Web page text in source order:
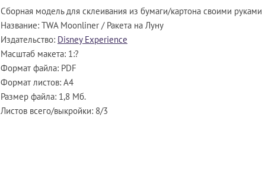
Сборная модель для склеивания из бумаги/картона своими руками
Название: TWA Moonliner / Ракета на Луну
Издательство: Disney Experience
Масштаб макета: 1:?
Формат файла: PDF
Формат листов: A4
Размер файла: 1,8 Мб.
Листов всего/выкройки: 8/3